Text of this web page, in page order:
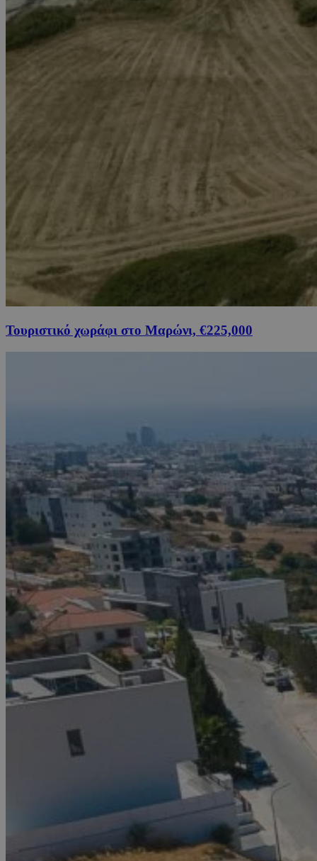
Τουριστικό χωράφι στο Μαρώνι, €225,000